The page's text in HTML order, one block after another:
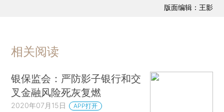
版面编辑：王影
相关阅读
银保监会：严防影子银行和交
叉金融风险死灰复燃
2020年07月15日 APP打开